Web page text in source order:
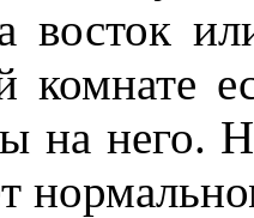
восток
комнате
на него.